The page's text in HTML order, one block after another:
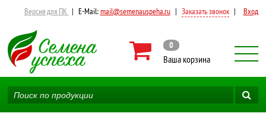
Версия для ПК | E-Mail:mail@semenauspeha.ru | Заказать звонок | Вход
0
Ваша корзина